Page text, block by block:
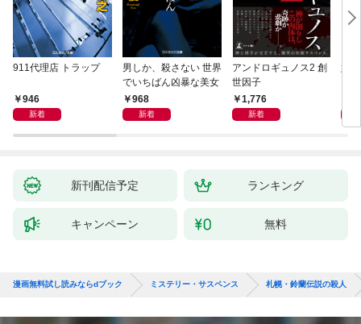
911代理店 トラップ
946
新着
男しか、殺さない 世界
でいちばん凶暴な美女
968
新着
アンドロギュノス2 創
世因子
1,776
新着
姐
新刊配信予定 ランキング
キャンペーン 無料
漫画無料試し読みならdブック ミステリー・サスペンス 札幌・鈴蘭伝説の殺人